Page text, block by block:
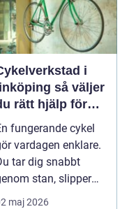
i
linköping så väljer
rätt hjälp för
cykel
fungerande cykel
vardagen enklare.
tar dig snabbt
stan, slipper
och får motion ...
maj 2026